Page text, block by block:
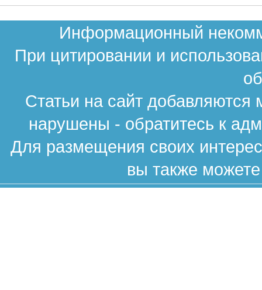
Информационный
При цитировании и
Статьи на сайт
нарушены - обратитесь к
Для размещения своих
вы также